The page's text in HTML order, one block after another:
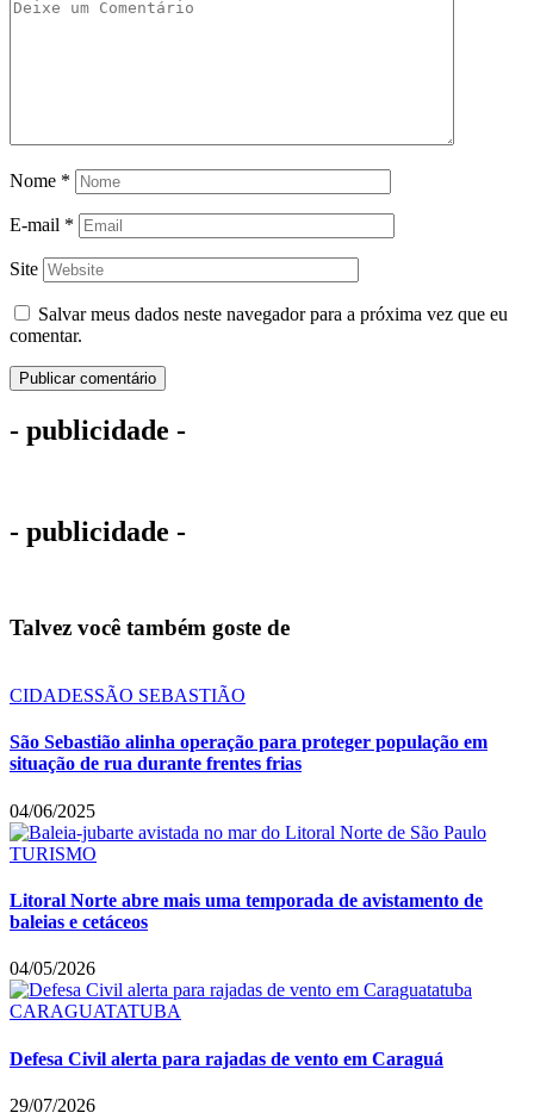
Nome *
E-mail *
Site
Salvar meus dados neste navegador para a próxima vez que eu
comentar.
- publicidade -
- publicidade -
Talvez você também goste de
CIDADESSÃO SEBASTIÃO
São Sebastião alinha operação para proteger população em
situação de rua durante frentes frias
04/06/2025
TURISMO
Litoral Norte abre mais uma temporada de avistamento de
baleias e cetáceos
04/05/2026
CARAGUATATUBA
Defesa Civil alerta para rajadas de vento em Caraguá
29/07/2026